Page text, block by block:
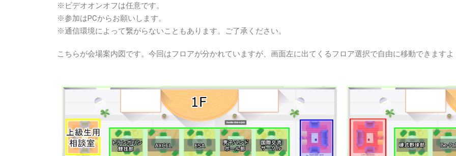
※ビデオオンオフは任意です。
※参加はPCからお願いします。
※通信環境によって繋がらないこともあります。ご了承ください。
こちらが会場案内図です。今回はフロアが分かれていますが、画面左に出てくるフロア選択で自由に移動できますよ